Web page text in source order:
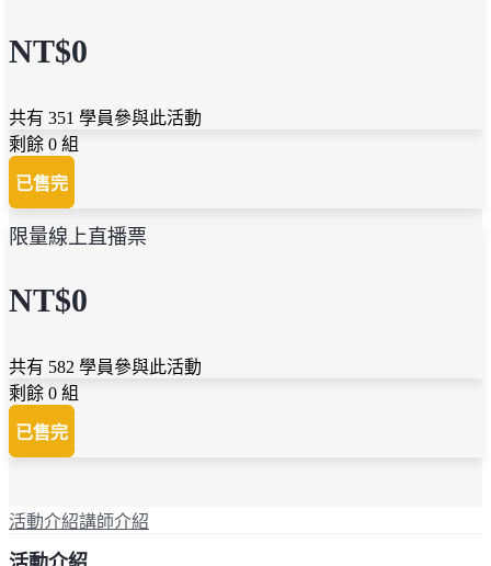
NT$0
共有 351 學員參與此活動
剩餘 0 組
已售完
限量線上直播票
NT$0
共有 582 學員參與此活動
剩餘 0 組
已售完
活動介紹講師介紹